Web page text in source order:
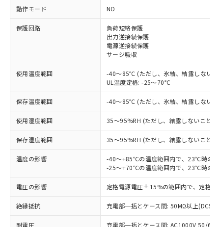
動作モード NO
保護回路
負荷短絡保護
出力逆接続保護
電源逆接続保護
サージ吸収
使用温度範囲
-40～85℃ (ただし、氷結、結露しないこ
UL温度定格: -25～70℃
保存温度範囲 -40～85℃ (ただし、氷結、結露しないこ
使用湿度範囲 35～95%RH (ただし、結露しないこと)
保存湿度範囲 35～95%RH (ただし、結露しないこと)
温度の影響
-40～+85℃の温度範囲内で、23℃時の
-25～+70℃の温度範囲内で、23℃時の
電圧の影響 定格電源電圧±15%の範囲内で、定格
絶縁抵抗 充電部一括とケース間: 50MΩ以上
耐電圧 充電部一括とケース間: AC1000V 50/
以下の条件をお読みいただき、同意のうえ
本サービスは、当社制御機器事業取扱
商品の当社在庫状況および標準価格
(税抜)を提供させていただくもので
当社制御機器事業取扱商品の中には、
本サービスの対象外となる商品もある
ことをご了承ください。
在庫状況および標準価格照会結果は、
※1 対応状況
対応済み：EU RoHS指令（10物質）の
非含有に対応した製品が提供可能な商品で
す。
対応予定：EU RoHS指令（10物質）の非含
有に対応した製品に切り替える予定のある
商品です。
対応予定なし：EU RoHS指令（10物質）の
非含有に非対応の商品で、対応品を出す予
調査・確認中：EU RoHS指令（10物質）の
非含有の対応状況を調査中または確認中の
商品です。
非該当品：ライセンス料など無形物で、有
害物質有無と関係のない商品です。
仕入先様の事情により、非含有部品として
いたものが、含有品と判明した場合などや
むを得ず変更することがあります。
※1 中国RoHS○×表
「○」：最大均質材料含有率が中国RoHSの
基準値以下であることを示します。
基準値を超えていることを示します。
「－」：未確認です。当社販売部門へお問
当社は、これら貴社製品のうち、外国
為替および外国貿易法に定める商品